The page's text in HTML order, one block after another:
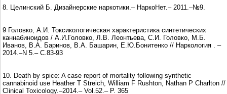
8. Целинский Б. Дизайнерские наркотики.– НаркоНет.– 2011.–№9.
9 Головко, А.И. Токсикологическая характеристика синтетических
каннабиноидов / А.И.Головко, Л.В. Леонтьева, С.И. Головко, М.Б.
Иванов, В.А. Баринов, В.А. Башарин, Е.Ю.Бонитенко // Наркология . –
2014.–N 5.– С.83-93
10. Death by spice: A case report of mortality following synthetic
cannabinoid use Heather T Streich, William F Rushton, Nathan P Charlton //
Clinical Toxicology.–2014.– Vol.52.– P. 365